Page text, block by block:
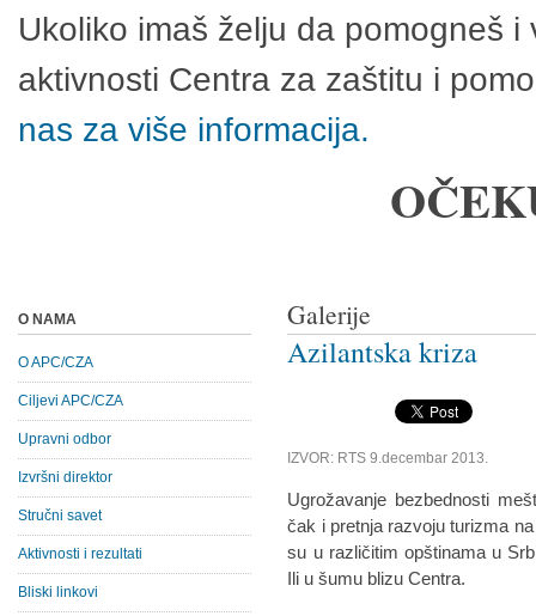
Ukoliko imaš želju da pomogneš
aktivnosti Centra za zaštitu i
nas za više informacija.
Galerije
Azilantska kriza
IZVOR: RTS 9.decembar 2013.
Ugrožavanje bezbednosti
čak i pretnja razvoju turizma
su u različitim opštinama u
Ili u šumu blizu Centra.
O NAMA
O APC/CZA
Ciljevi APC/CZA
Upravni odbor
Izvršni direktor
Stručni savet
Aktivnosti i rezultati
Bliski linkovi